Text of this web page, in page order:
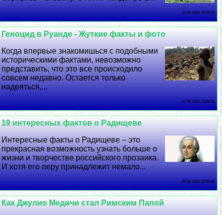
22 06 2026 14:55:15
Геноцид в Руанде - Жуткие факты и фото
Когда впервые знакомишься с подобными
историческими фактами, невозможно
представить, что это все происходило
совсем недавно. Остается только
надеяться,...
21 06 2026 23:24:52
19 интересных фактов о Радищеве
Интересные факты о Радищеве – это
прекрасная возможность узнать больше о
жизни и творчестве российского прозаика.
И хотя его перу принадлежит немало...
20 06 2026 23:52:43
Как Джулио Медичи стал Римским Папой